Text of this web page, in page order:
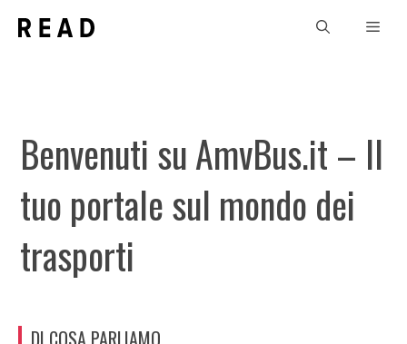
Benvenuti su AmvBus.it – Il
tuo portale sul mondo dei
trasporti
DI COSA PARLIAMO